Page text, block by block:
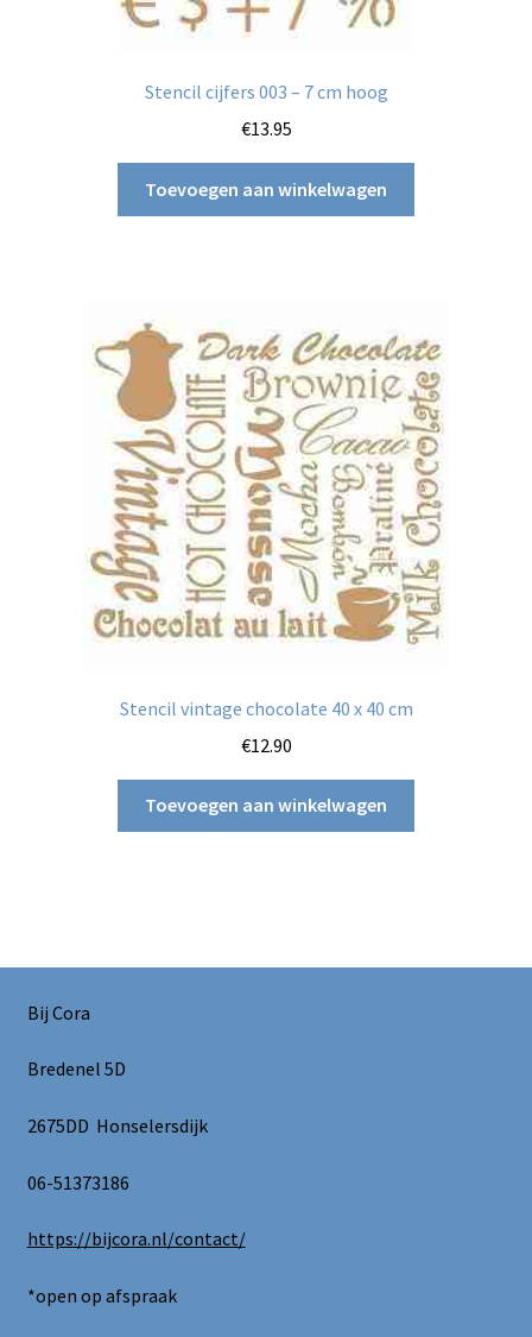
Stencil cijfers 003 – 7 cm hoog
€13.95
Toevoegen aan winkelwagen
Stencil vintage chocolate 40 x 40 cm
€12.90
Toevoegen aan winkelwagen
Bij Cora
Bredenel 5D
2675DD Honselersdijk
06-51373186
https://bijcora.nl/contact/
*open op afspraak